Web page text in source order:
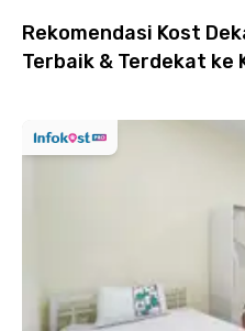
Rekomendasi Kost
Terbaik & Terdekat ke